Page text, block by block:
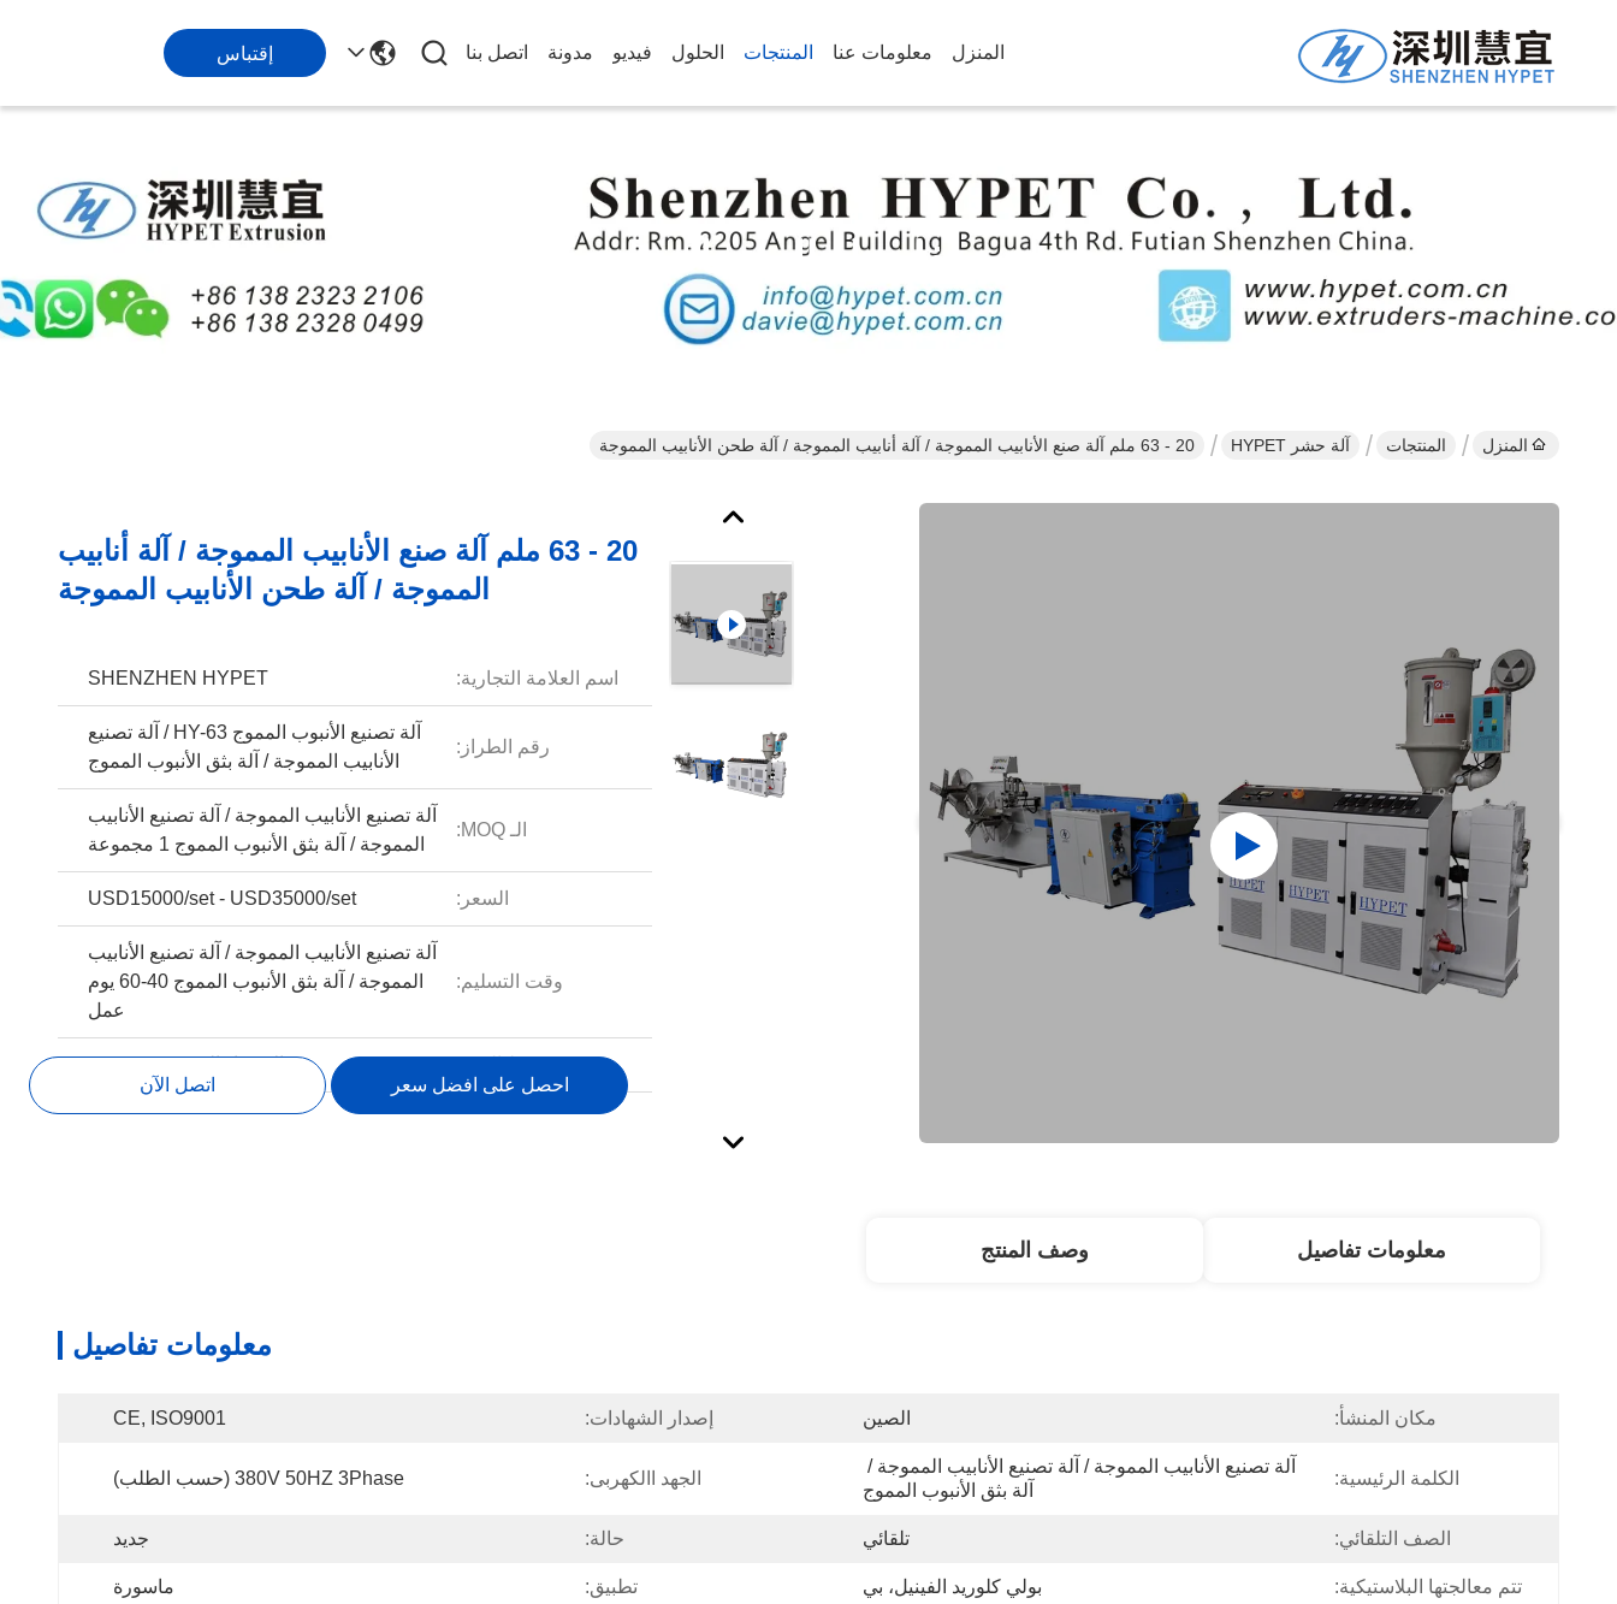
المنزل معلومات عنا المنتجات الحلول فيديو مدونة اتصل بنا إقتباس
تفاصيل المنتجات
المنزل المنتجات آلة حشر HYPET 20 - 63 ملم آلة صنع الأنابيب المموجة / آلة أنابيب المموجة / آلة طحن الأنابيب المموجة
20 - 63 ملم آلة صنع الأنابيب المموجة / آلة أنابيب
المموجة / آلة طحن الأنابيب المموجة
اسم العلامة التجارية: SHENZHEN HYPET
رقم الطراز:
آلة تصنيع الأنبوب المموج HY-63 / آلة تصنيع
الأنابيب المموجة / آلة بثق الأنبوب المموج
الـ MOQ:
آلة تصنيع الأنابيب المموجة / آلة تصنيع الأنابيب
المموجة / آلة بثق الأنبوب المموج 1 مجموعة
السعر: USD15000/set - USD35000/set
وقت التسليم:
آلة تصنيع الأنابيب المموجة / آلة تصنيع الأنابيب
المموجة / آلة بثق الأنبوب المموج 40-60 يوم
عمل
الاعتماد المستندي، تي/تي
احصل على افضل سعر
اتصل الآن
معلومات تفاصيل وصف المنتج
معلومات تفاصيل
مكان المنشأ: الصين إصدار الشهادات: CE, ISO9001
الكلمة الرئيسية:
آلة بثق الأنبوب المموج
الجهد االكهربى: 380V 50HZ 3Phase (حسب الطلب)
الصف التلقائي: تلقائي حالة: جديد
تتم معالجتها البلاستيكية: بولي كلوريد الفينيل، بي تطبيق: ماسورة